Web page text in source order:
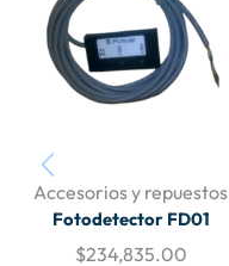
Accesorios y repuestos
Fotodetector FD01
$234,835.00